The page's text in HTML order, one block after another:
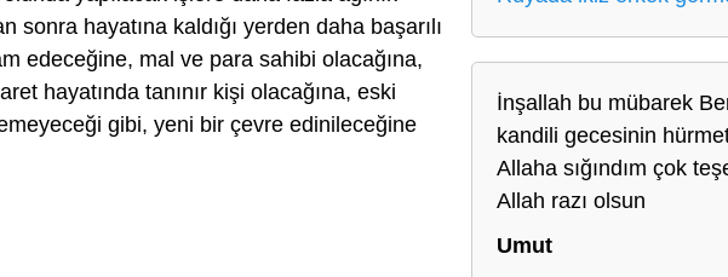
hayatına kaldığı yerden daha başarılı
edeceğine, mal ve para sahibi olacağına,
hayatında tanınır kişi olacağına, eski
gibi, yeni bir çevre edinileceğine
İnşallah bu mübarek
kandili gecesinin
Allaha sığındım çok
Allah razı olsun
Umut